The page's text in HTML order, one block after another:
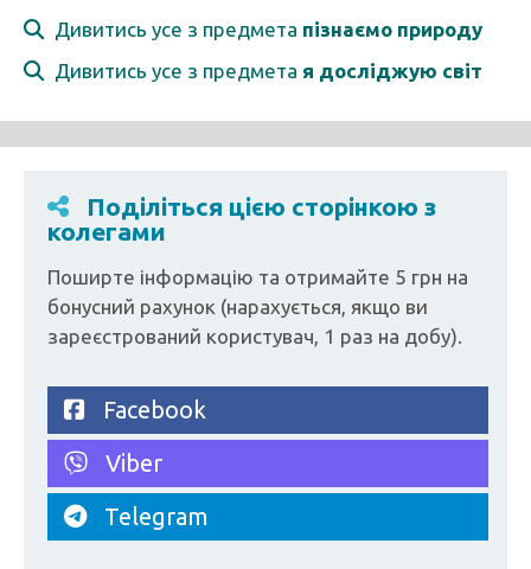
Дивитись усе з предмета пізнаємо природу
Дивитись усе з предмета я досліджую світ
Поділіться цією сторінкою з
колегами
Поширте інформацію та отримайте 5 грн на
бонусний рахунок (нарахується, якщо ви
зареєстрований користувач, 1 раз на добу).
Facebook
Viber
Telegram